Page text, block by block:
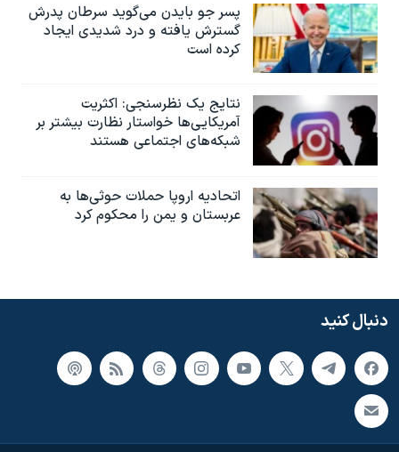
پسر جو بایدن می‌گوید سرطان پدرش
گسترش یافته و درد شدیدی ایجاد
کرده است
نتایج یک نظرسنجی: اکثریت
آمریکایی‌ها خواستار نظارت بیشتر بر
شبکه‌های اجتماعی هستند
اتحادیه اروپا حملات حوثی‌ها به
عربستان و یمن را محکوم کرد
دنبال کنید